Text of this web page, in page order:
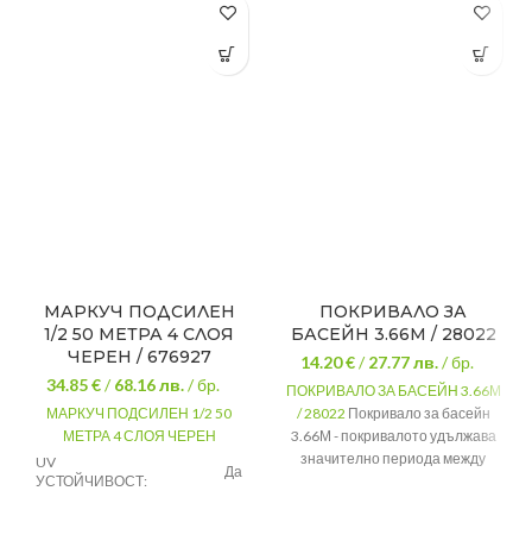
МАРКУЧ ПОДСИЛЕН
1/2 50 МЕТРА 4 СЛОЯ
ЧЕРЕН / 676927
34.85 €/68.16лв./ бр.
МАРКУЧ ПОДСИЛЕН 1/2 50
МЕТРА 4 СЛОЯ ЧЕРЕН
UV
УСТОЙЧИВОСТ:
Да
ПОКРИВАЛО ЗА
БАСЕЙН 3.66М / 28022
14.20 €/27.77лв./ бр.
ПОКРИВАЛО ЗА БАСЕЙН 3.66М
/ 28022 Покривало за басейн
3.66М - покривалото удължава
значително периода между